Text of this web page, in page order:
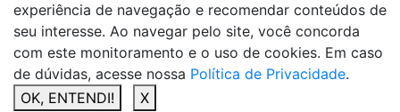
experiência de navegação e recomendar conteúdos de
seu interesse. Ao navegar pelo site, você concorda
com este monitoramento e o uso de cookies. Em caso
de dúvidas, acesse nossa Política de Privacidade.
OK, ENTENDI!
X